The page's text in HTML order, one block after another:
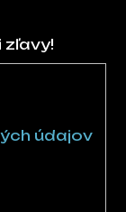
zľavy!
údajov